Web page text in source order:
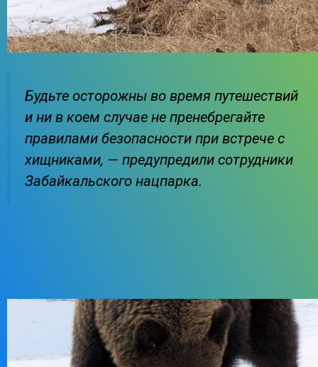
Будьте осторожны во время путешествий
и ни в коем случае не пренебрегайте
правилами безопасности при встрече с
хищниками, — предупредили сотрудники
Забайкальского нацпарка.